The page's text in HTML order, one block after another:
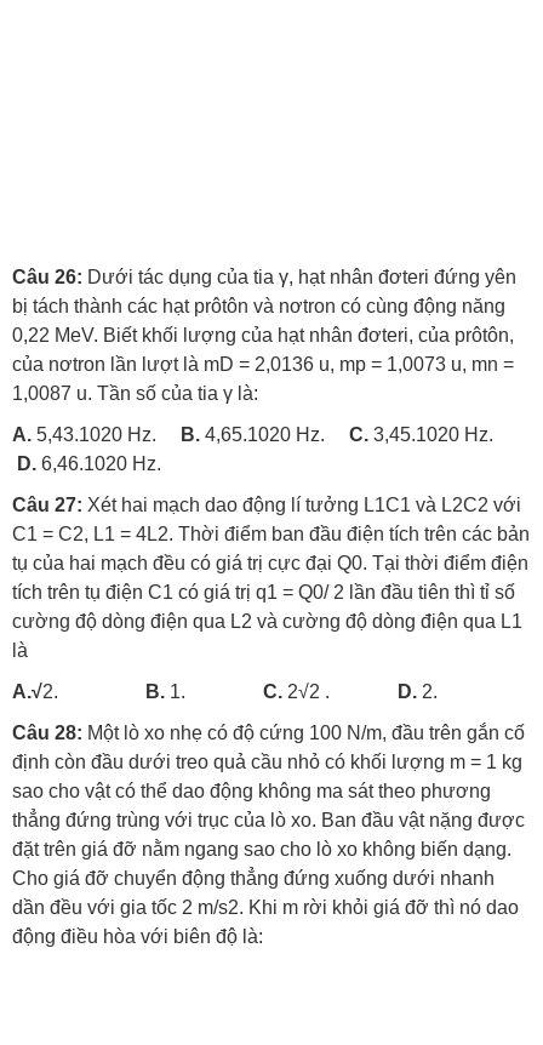
Câu 26: Dưới tác dụng của tia γ, hạt nhân đơteri đứng yên
bị tách thành các hạt prôtôn và nơtron có cùng động năng
0,22 MeV. Biết khối lượng của hạt nhân đơteri, của prôtôn,
của nơtron lần lượt là mD = 2,0136 u, mp = 1,0073 u, mn =
1,0087 u. Tần số của tia γ là:
A. 5,43.1020 Hz. B. 4,65.1020 Hz. C. 3,45.1020 Hz.
D. 6,46.1020 Hz.
Câu 27: Xét hai mạch dao động lí tưởng L1C1 và L2C2 với
C1 = C2, L1 = 4L2. Thời điểm ban đầu điện tích trên các bản
tụ của hai mạch đều có giá trị cực đại Q0. Tại thời điểm điện
tích trên tụ điện C1 có giá trị q1 = Q0/ 2 lần đầu tiên thì tỉ số
cường độ dòng điện qua L2 và cường độ dòng điện qua L1
là
A.√2. B. 1. C. 2√2 . D. 2.
Câu 28: Một lò xo nhẹ có độ cứng 100 N/m, đầu trên gắn cố
định còn đầu dưới treo quả cầu nhỏ có khối lượng m = 1 kg
sao cho vật có thể dao động không ma sát theo phương
thẳng đứng trùng với trục của lò xo. Ban đầu vật nặng được
đặt trên giá đỡ nằm ngang sao cho lò xo không biến dạng.
Cho giá đỡ chuyển động thẳng đứng xuống dưới nhanh
dần đều với gia tốc 2 m/s2. Khi m rời khỏi giá đỡ thì nó dao
động điều hòa với biên độ là: